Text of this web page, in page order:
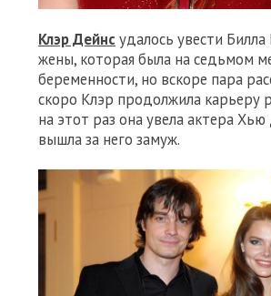
Клэр Дейнс удалось увести
жены, которая была на седьмом
беременности, но вскоре пара
скоро Клэр продолжила карьеру
на этот раз она увела актера
вышла за него замуж.